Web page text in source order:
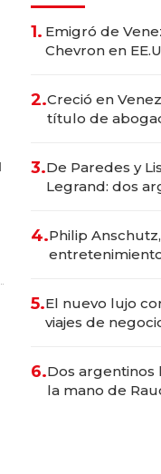
1. Emigró de
Chevron en
2.Creció en
título de
3.De Paredes y
Legrand: dos
4.Philip
5.El nuevo lujo
viajes de
6.Dos argentinos
la mano de